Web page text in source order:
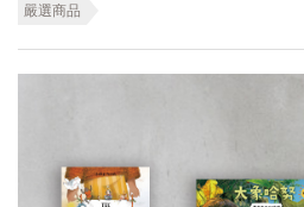
嚴選商品